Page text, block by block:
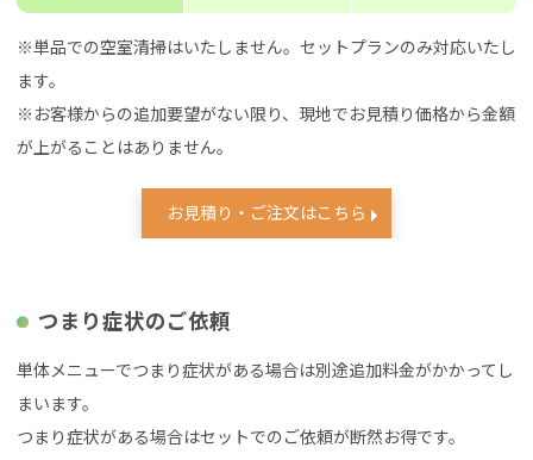
※単品での空室清掃はいたしません。セットプランのみ対応いたし
ます。
※お客様からの追加要望がない限り、現地でお見積り価格から金額
が上がることはありません。
お見積り・ご注文はこちら
つまり症状のご依頼
単体メニューでつまり症状がある場合は別途追加料金がかかってし
まいます。
つまり症状がある場合はセットでのご依頼が断然お得です。